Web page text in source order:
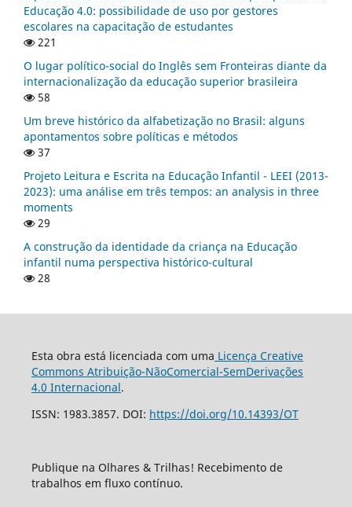
Educação 4.0: possibilidade de uso por gestores
escolares na capacitação de estudantes
221
O lugar político-social do Inglês sem Fronteiras diante da
internacionalização da educação superior brasileira
58
Um breve histórico da alfabetização no Brasil: alguns
apontamentos sobre políticas e métodos
37
Projeto Leitura e Escrita na Educação Infantil - LEEI (2013-
2023): uma análise em três tempos: an analysis in three
moments
29
A construção da identidade da criança na Educação
infantil numa perspectiva histórico-cultural
28
Esta obra está licenciada com uma Licença Creative
Commons Atribuição-NãoComercial-SemDerivações
4.0 Internacional.
ISSN: 1983.3857. DOI: https://doi.org/10.14393/OT
Publique na Olhares & Trilhas! Recebimento de
trabalhos em fluxo contínuo.